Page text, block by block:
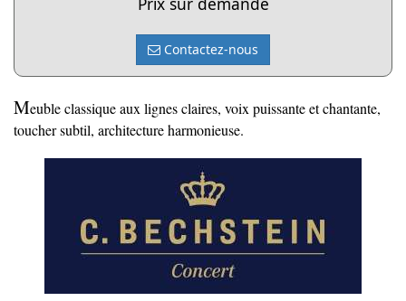
Contactez-nous
Meuble classique aux lignes claires, voix puissante et chantante,
toucher subtil, architecture harmonieuse.